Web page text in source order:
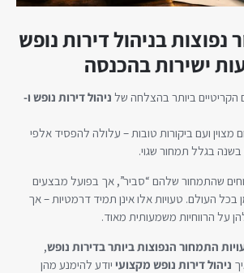
נפוצות בניהול דירות נופש
ישירות בהכנסה
הקריטיים ביותר בהצלחה של ניהול דירות נופש ו-
מצוין ועם ביקורות טובות – עלולה להפסיד אלפי
בגלל תמחור שגוי.
שהתמחור שלהם “סביר”, אך בפועל מבצעים
בכל העולם. טעויות אלו אינן תמיד דרמטיות – אך
הרווחיות משמעותית מאוד.
התמחור הנפוצות ביותר בדירות נופש,
ניהול דירות נופש מקצועי יודע להימנע מהן